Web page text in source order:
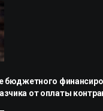
бюджетного
от оплаты